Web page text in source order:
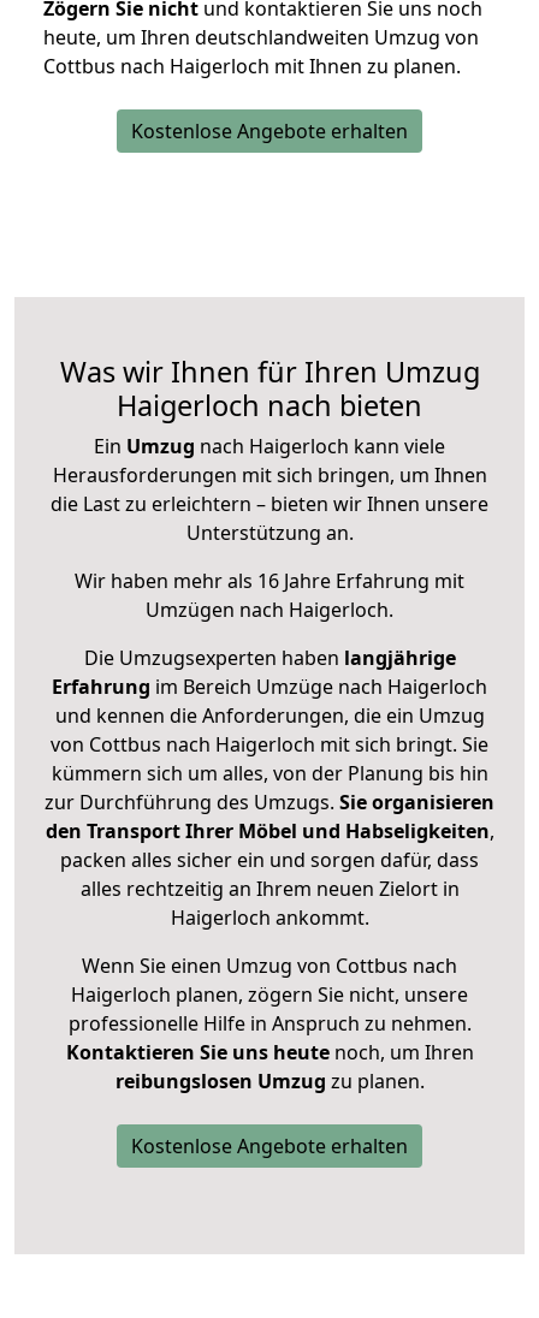
Zögern Sie nicht und kontaktieren Sie uns noch
heute, um Ihren deutschlandweiten Umzug von
Cottbus nach Haigerloch mit Ihnen zu planen.
Kostenlose Angebote erhalten
Was wir Ihnen für Ihren Umzug
Haigerloch nach bieten
Ein Umzug nach Haigerloch kann viele
Herausforderungen mit sich bringen, um Ihnen
die Last zu erleichtern – bieten wir Ihnen unsere
Unterstützung an.
Wir haben mehr als 16 Jahre Erfahrung mit
Umzügen nach Haigerloch.
Die Umzugsexperten haben langjährige
Erfahrung im Bereich Umzüge nach Haigerloch
und kennen die Anforderungen, die ein Umzug
von Cottbus nach Haigerloch mit sich bringt. Sie
kümmern sich um alles, von der Planung bis hin
zur Durchführung des Umzugs. Sie organisieren
den Transport Ihrer Möbel und Habseligkeiten,
packen alles sicher ein und sorgen dafür, dass
alles rechtzeitig an Ihrem neuen Zielort in
Haigerloch ankommt.
Wenn Sie einen Umzug von Cottbus nach
Haigerloch planen, zögern Sie nicht, unsere
professionelle Hilfe in Anspruch zu nehmen.
Kontaktieren Sie uns heutenoch, um Ihren
reibungslosen Umzug zu planen.
Kostenlose Angebote erhalten